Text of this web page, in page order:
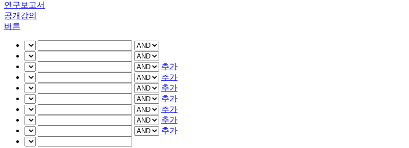
연구보고서
공개강의
버튼
추가
추가
추가
추가
추가
추가
추가